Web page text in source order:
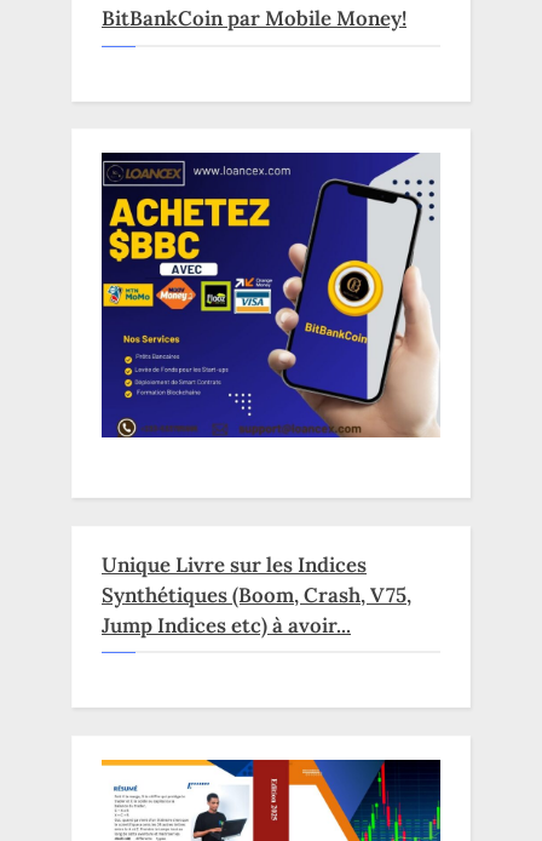
BitBankCoin par Mobile Money!
Unique Livre sur les Indices
Synthétiques (Boom, Crash, V75,
Jump Indices etc) à avoir...